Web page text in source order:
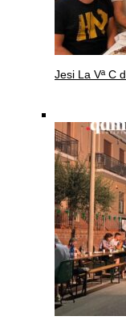
Jesi La Vª C